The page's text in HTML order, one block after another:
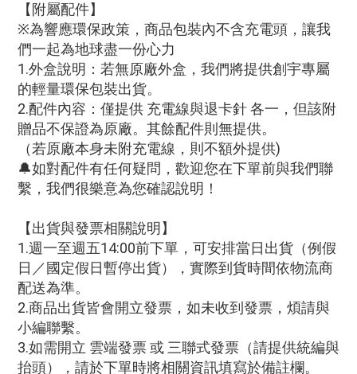
【附屬配件】
※為響應環保政策，商品包裝內不含充電頭，讓我
們一起為地球盡一份心力
1.外盒說明：若無原廠外盒，我們將提供創宇專屬
的輕量環保包裝出貨。
2.配件內容：僅提供 充電線與退卡針 各一，但該附
贈品不保證為原廠。其餘配件則無提供。
（若原廠本身未附充電線，則不額外提供)
🔔如對配件有任何疑問，歡迎您在下單前與我們聯
繫，我們很樂意為您確認說明！
【出貨與發票相關說明】
1.週一至週五14:00前下單，可安排當日出貨（例假
日／國定假日暫停出貨），實際到貨時間依物流商
配送為準。
2.商品出貨皆會開立發票，如未收到發票，煩請與
小編聯繫。
3.如需開立 雲端發票 或 三聯式發票（請提供統編與
抬頭），請於下單時將相關資訊填寫於備註欄。